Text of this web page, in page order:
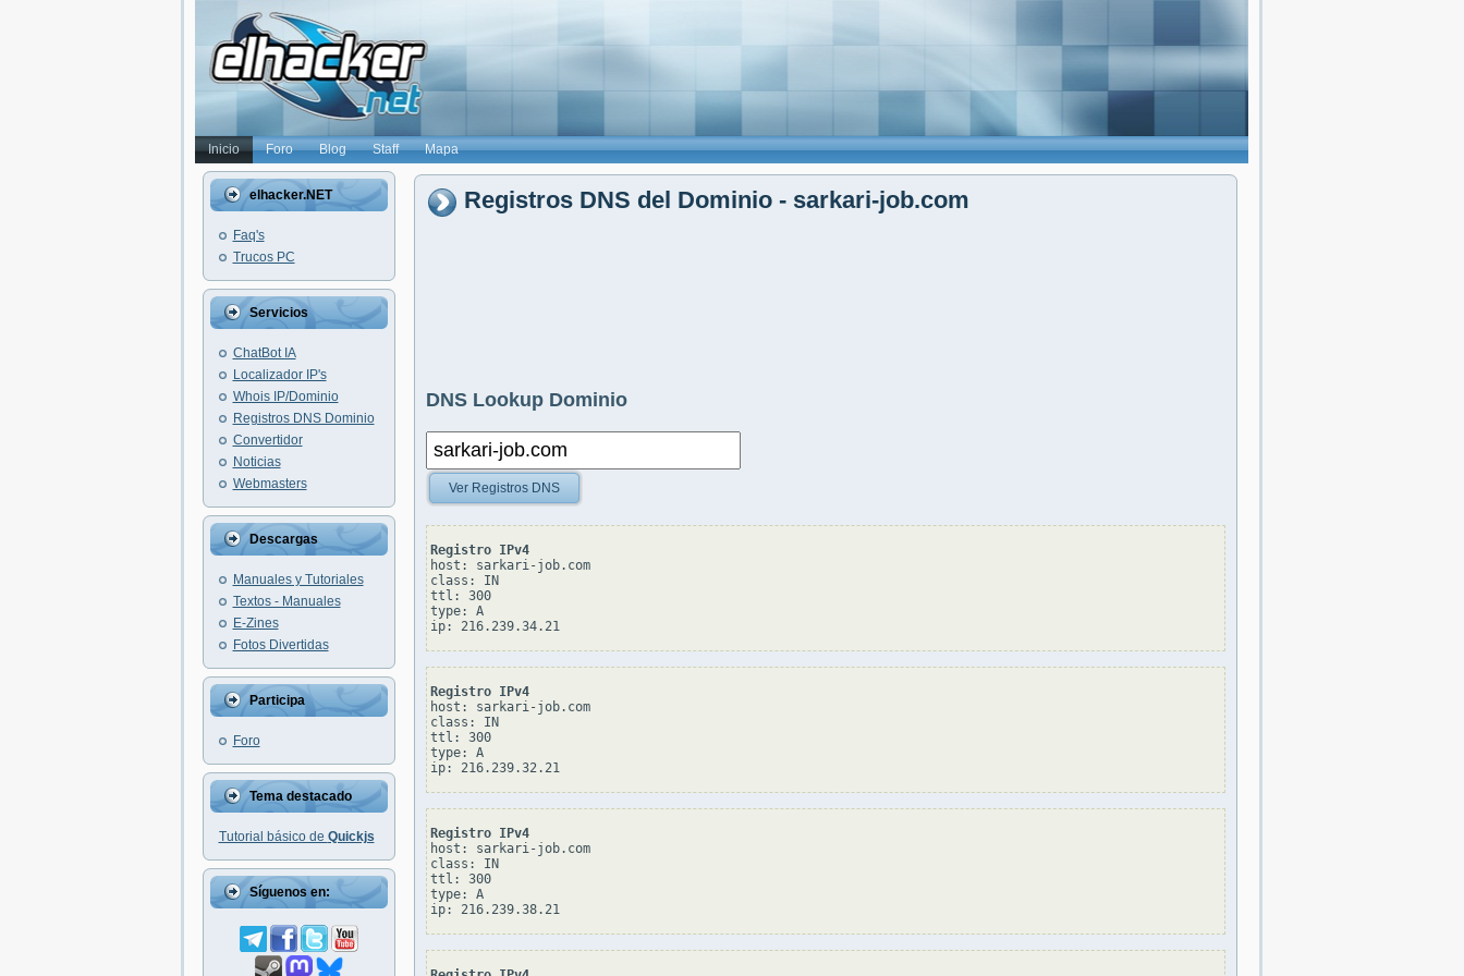
Inicio Foro Blog Staff Mapa
elhacker.NET
Faq's
Trucos PC
Servicios
ChatBot IA
Localizador IP's
Whois IP/Dominio
Registros DNS Dominio
Convertidor
Noticias
Webmasters
Descargas
Manuales y Tutoriales
Textos - Manuales
E-Zines
Fotos Divertidas
Participa
Foro
Tema destacado
Tutorial básico de Quickjs
Síguenos en:
Registros DNS del Dominio - sarkari-job.com
DNS Lookup Dominio
Ver Registros DNS
Registro IPv4
host: sarkari-job.com
class: IN
ttl: 300
type: A
ip: 216.239.34.21
Registro IPv4
host: sarkari-job.com
class: IN
ttl: 300
type: A
ip: 216.239.32.21
Registro IPv4
host: sarkari-job.com
class: IN
ttl: 300
type: A
ip: 216.239.38.21